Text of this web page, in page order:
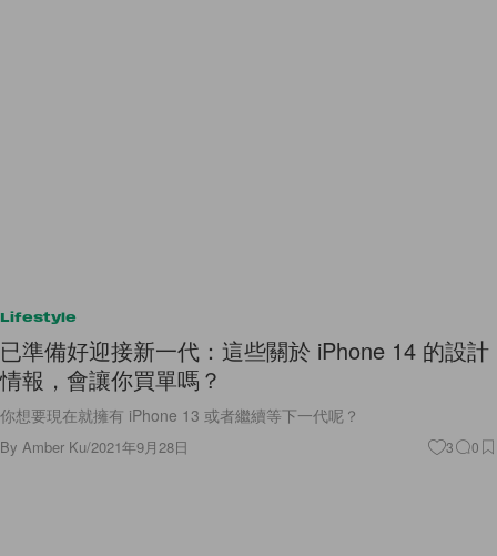
Lifestyle
已準備好迎接新一代：這些關於 iPhone 14 的設計
情報，會讓你買單嗎？
你想要現在就擁有 iPhone 13 或者繼續等下一代呢？
By Amber Ku/2021年9月28日 3 0